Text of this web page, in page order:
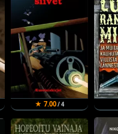
★ 7.00/ 4